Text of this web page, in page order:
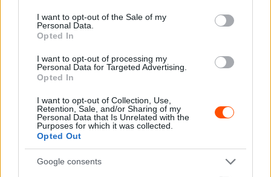
consent section.
I want to opt-out of the Sale of my
Personal Data.
Opted In
I want to opt-out of processing my
Personal Data for Targeted Advertising.
Opted In
I want to opt-out of Collection, Use,
Retention, Sale, and/or Sharing of my
Personal Data that Is Unrelated with the
Purposes for which it was collected.
Opted Out
Google consents
Emellett 2014-ben Newey saját elmondása szerint nem is
igazán akarta elhagyni a Red Bullt, csak elkeseredett
amiatt, ahogyan a Renault hozzáállt a hibrid-korszak